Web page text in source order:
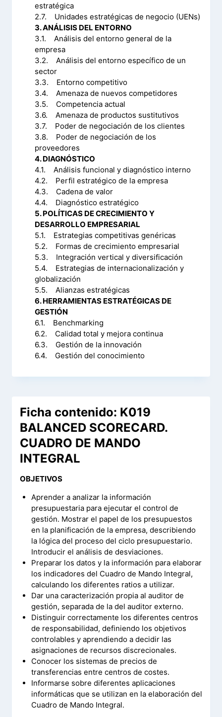
estratégica
2.7. Unidades estratégicas de negocio (UENs)
3. ANÁLISIS DEL ENTORNO
3.1. Análisis del entorno general de la
empresa
3.2. Análisis del entorno específico de un
sector
3.3. Entorno competitivo
3.4. Amenaza de nuevos competidores
3.5. Competencia actual
3.6. Amenaza de productos sustitutivos
3.7. Poder de negociación de los clientes
3.8. Poder de negociación de los
proveedores
4. DIAGNÓSTICO
4.1. Análisis funcional y diagnóstico interno
4.2. Perfil estratégico de la empresa
4.3. Cadena de valor
4.4. Diagnóstico estratégico
5. POLÍTICAS DE CRECIMIENTO Y
DESARROLLO EMPRESARIAL
5.1. Estrategias competitivas genéricas
5.2. Formas de crecimiento empresarial
5.3. Integración vertical y diversificación
5.4. Estrategias de internacionalización y
globalización
5.5. Alianzas estratégicas
6. HERRAMIENTAS ESTRATÉGICAS DE
GESTIÓN
6.1. Benchmarking
6.2. Calidad total y mejora continua
6.3. Gestión de la innovación
6.4. Gestión del conocimiento
Ficha contenido: K019
BALANCED SCORECARD.
CUADRO DE MANDO
INTEGRAL
OBJETIVOS
Aprender a analizar la información
presupuestaria para ejecutar el control de
gestión. Mostrar el papel de los presupuestos
en la planificación de la empresa, describiendo
la lógica del proceso del ciclo presupuestario.
Introducir el análisis de desviaciones.
Preparar los datos y la información para elaborar
los indicadores del Cuadro de Mando Integral,
calculando los diferentes ratios a utilizar.
Dar una caracterización propia al auditor de
gestión, separada de la del auditor externo.
Distinguir correctamente los diferentes centros
de responsabilidad, definiendo los objetivos
controlables y aprendiendo a decidir las
asignaciones de recursos discrecionales.
Conocer los sistemas de precios de
transferencias entre centros de costes.
Informarse sobre diferentes aplicaciones
informáticas que se utilizan en la elaboración del
Cuadro de Mando Integral.